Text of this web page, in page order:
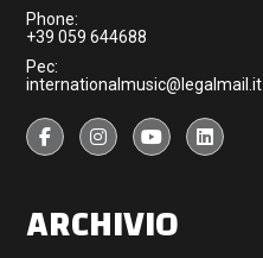
Phone:
+39 059 644688
Pec:
internationalmusic@legalmail.it
ARCHIVIO